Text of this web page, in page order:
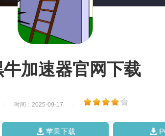
加速器官网下载
时间：2025-09-17
苹果下载